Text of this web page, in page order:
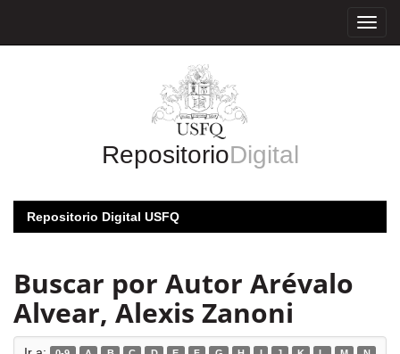
RepositorioDigital
Repositorio Digital USFQ
Buscar por Autor Arévalo
Alvear, Alexis Zanoni